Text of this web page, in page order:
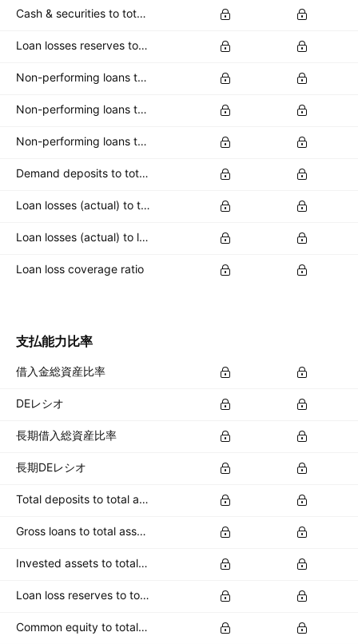
Cash & securities to total deposits
Loan losses reserves to total loans
Non-performing loans to common equity
Non-performing loans to loan loss reserves
Non-performing loans to total loans
Demand deposits to total deposits
Loan losses (actual) to total loans
Loan losses (actual) to loan loss reserve
Loan loss coverage ratio
支払能力比率
借入金総資産比率
DEレシオ
長期借入総資産比率
長期DEレシオ
Total deposits to total assets
Gross loans to total assets
Invested assets to total assets
Loan loss reserves to total assets
Common equity to total deposits